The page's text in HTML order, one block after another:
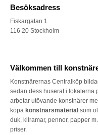
Besöksadress
Fiskargatan 1
116 20 Stockholm
Välkommen till
Konstnärernas Centralköp
sedan dess huserat i lokalerna
arbetar utövande konstnärer
köpa konstnärsmaterial som
duk, kilramar, pennor, papper
priser.